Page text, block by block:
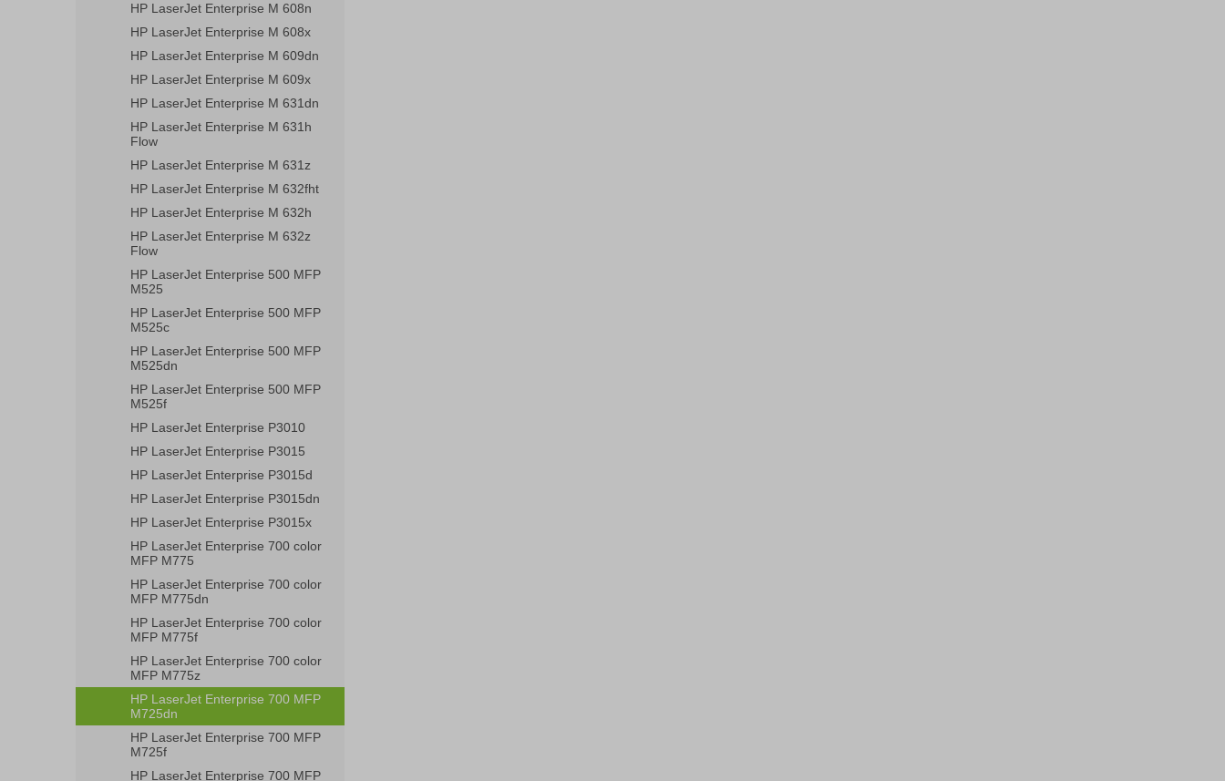
HP LaserJet Enterprise M 608n
HP LaserJet Enterprise M 608x
HP LaserJet Enterprise M 609dn
HP LaserJet Enterprise M 609x
HP LaserJet Enterprise M 631dn
HP LaserJet Enterprise M 631h
Flow
HP LaserJet Enterprise M 631z
HP LaserJet Enterprise M 632fht
HP LaserJet Enterprise M 632h
HP LaserJet Enterprise M 632z
Flow
HP LaserJet Enterprise 500 MFP
M525
HP LaserJet Enterprise 500 MFP
M525c
HP LaserJet Enterprise 500 MFP
M525dn
HP LaserJet Enterprise 500 MFP
M525f
HP LaserJet Enterprise P3010
HP LaserJet Enterprise P3015
HP LaserJet Enterprise P3015d
HP LaserJet Enterprise P3015dn
HP LaserJet Enterprise P3015x
HP LaserJet Enterprise 700 color
MFP M775
HP LaserJet Enterprise 700 color
MFP M775dn
HP LaserJet Enterprise 700 color
MFP M775f
HP LaserJet Enterprise 700 color
MFP M775z
HP LaserJet Enterprise 700 MFP
M725dn
HP LaserJet Enterprise 700 MFP
M725f
HP LaserJet Enterprise 700 MFP